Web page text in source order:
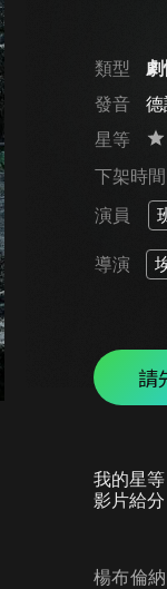
類型
發音
德
星等
下架時
演員
導演
請
我的星等
影片給分
楊布倫